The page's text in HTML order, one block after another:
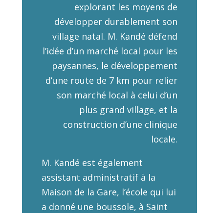
explorant les moyens de
développer durablement son
village natal. M. Kandé défend
l’idée d’un marché local pour les
paysannes, le développement
d’une route de 7 km pour relier
son marché local à celui d’un
plus grand village, et la
construction d’une clinique
locale.
M. Kandé est également
assistant administratif à la
Maison de la Gare, l’école qui lui
a donné une boussole, à Saint